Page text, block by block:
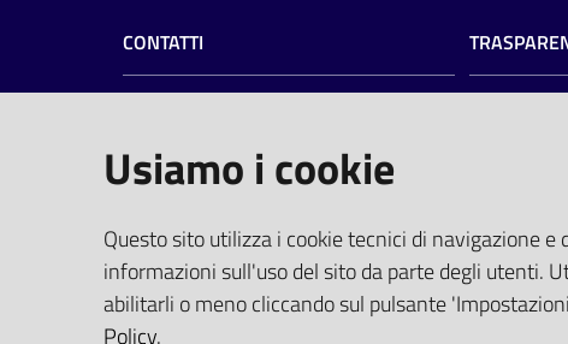
CONTATTI
Arcispedale S.Anna
Centralino 0532 236111
Fax 0532 236650
P.I. 01295950388
Elenco Siti
Tempi di
Usiamo i cookie
Questo sito utilizza i cookie tecnici di navigazione
informazioni sull'uso del sito da parte degli utenti.
abilitarli o meno cliccando sul pulsante
Policy.